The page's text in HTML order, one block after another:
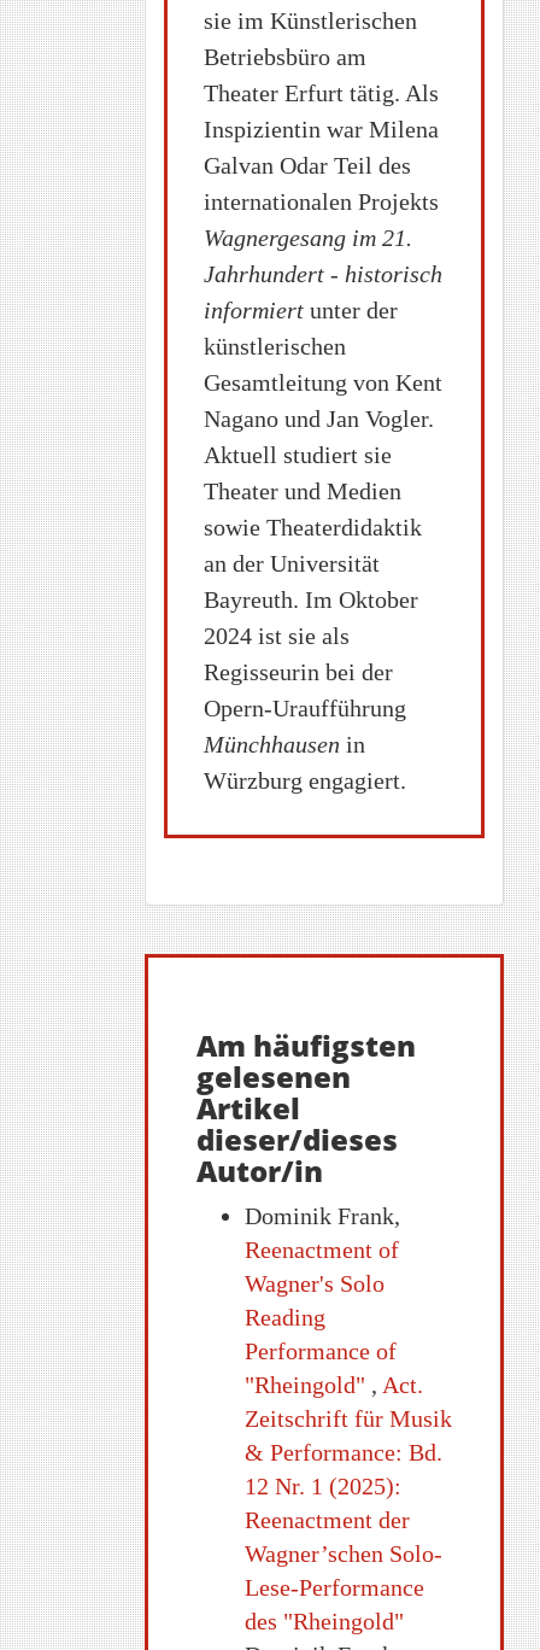
sie im Künstlerischen
Betriebsbüro am
Theater Erfurt tätig. Als
Inspizientin war Milena
Galvan Odar Teil des
internationalen Projekts
Wagnergesang im 21.
Jahrhundert - historisch
informiertunter der
künstlerischen
Gesamtleitung von Kent
Nagano und Jan Vogler.
Aktuell studiert sie
Theater und Medien
sowie Theaterdidaktik
an der Universität
Bayreuth. Im Oktober
2024 ist sie als
Regisseurin bei der
Opern-Uraufführung
Münchhausen in
Würzburg engagiert.
Am häufigsten
gelesenen
Artikel
dieser/dieses
Autor/in
Dominik Frank,
Reenactment of
Wagner's Solo
Reading
Performance of
"Rheingold" , Act.
Zeitschrift für Musik
& Performance: Bd.
12 Nr. 1 (2025):
Reenactment der
Wagner’schen Solo-
Lese-Performance
des "Rheingold"